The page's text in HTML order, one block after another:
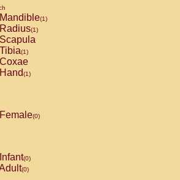
Mandible(1)
Radius(1)
Scapula
Tibia(1)
Coxae
Hand(1)
Female(0)
Infant(0)
(0)